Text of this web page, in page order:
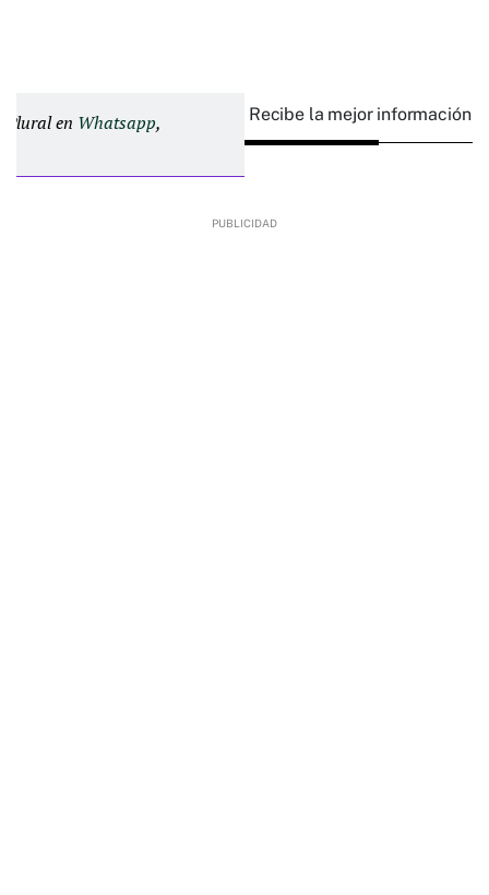
Plural en Whatsapp, Recibe la mejor información